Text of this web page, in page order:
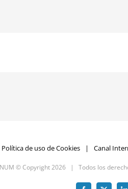
Política de uso de Cookies Canal
© Copyright2026 | Todos los